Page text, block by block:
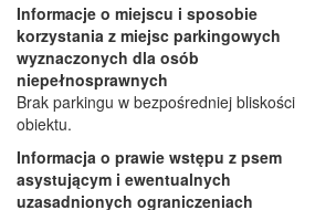
Informacje o miejscu i sposobie
korzystania z miejsc parkingowych
wyznaczonych dla osób
niepełnosprawnych
Brak parkingu w bezpośredniej bliskości
obiektu.
Informacja o prawie wstępu z psem
asystującym i ewentualnych
uzasadnionych ograniczeniach